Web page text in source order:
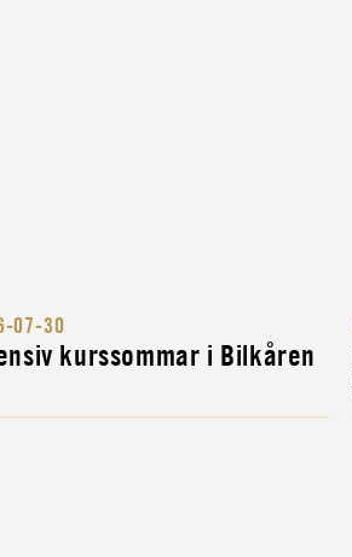
07-30
kurssommar i Bilkåren